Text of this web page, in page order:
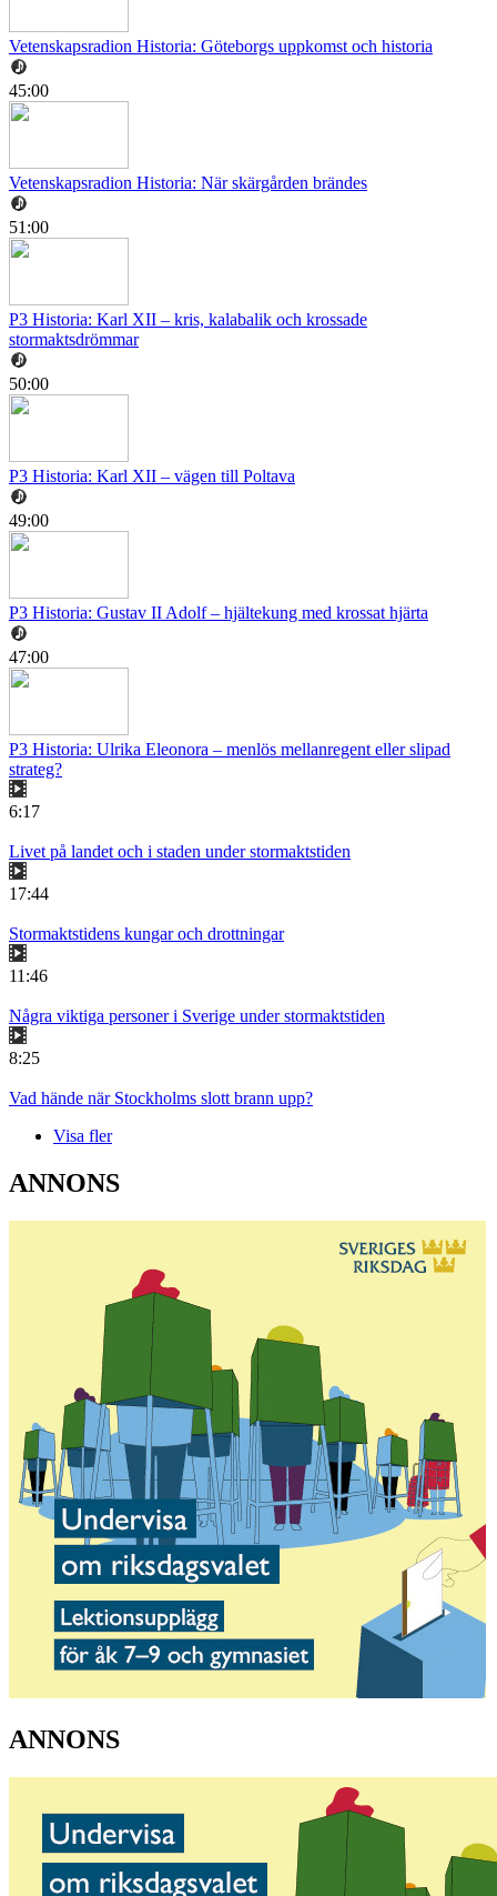
Vetenskapsradion Historia: Göteborgs uppkomst och historia
45:00
Vetenskapsradion Historia: När skärgården brändes
51:00
P3 Historia: Karl XII – kris, kalabalik och krossade
stormaktsdrömmar
50:00
P3 Historia: Karl XII – vägen till Poltava
49:00
P3 Historia: Gustav II Adolf – hjältekung med krossat hjärta
47:00
P3 Historia: Ulrika Eleonora – menlös mellanregent eller slipad
strateg?
6:17
Livet på landet och i staden under stormaktstiden
17:44
Stormaktstidens kungar och drottningar
11:46
Några viktiga personer i Sverige under stormaktstiden
8:25
Vad hände när Stockholms slott brann upp?
Visa fler
ANNONS
ANNONS